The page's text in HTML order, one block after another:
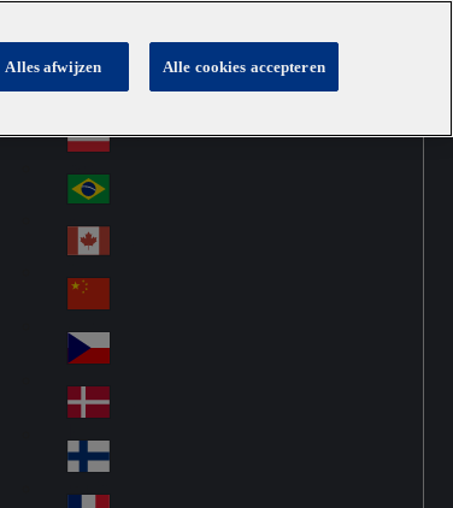
str
ali
a
Au
stri
a
Österreich
Br
azi
l
Ca
na
da
Ch
ina
Cz
ec
h
De
nm
ark
Fin
Alles afwijzen Alle cookies accepteren